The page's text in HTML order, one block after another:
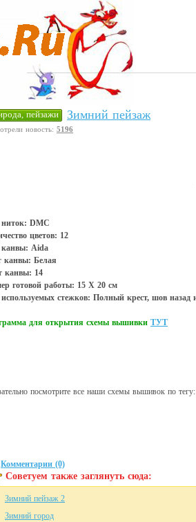
пейзажи Зимний пейзаж
новость: 5196
DMC
цветов: 12
Aida
канвы: Белая
канвы: 14
готовой работы: 15 Х 20 см
стежков: Полный крест, шов назад
для открытия схемы вышивки ТУТ
посмотрите все наши схемы вышивок по
Комментарии (0)
Советуем также заглянуть сюда:
Зимний пейзаж 2
Зимний город